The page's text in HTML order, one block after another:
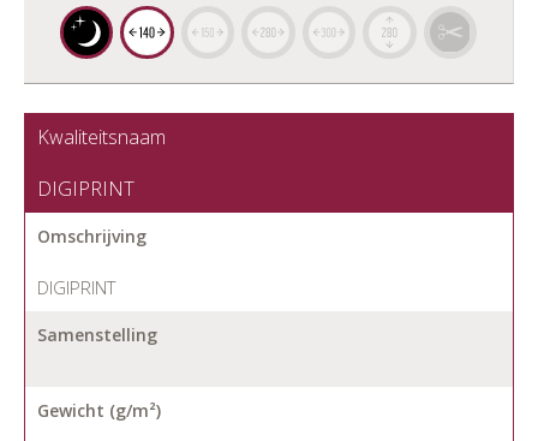
Kwaliteitsnaam
DIGIPRINT
Omschrijving
DIGIPRINT
Samenstelling
Gewicht (g/m²)